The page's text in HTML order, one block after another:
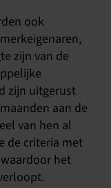
ook
zijn van de
zijn uitgerust
aan de
van hen al
de criteria met
het